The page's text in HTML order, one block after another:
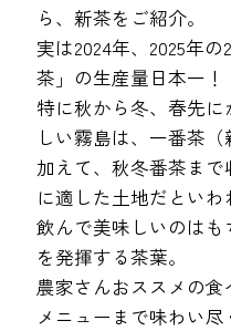
ら、新茶をご紹介。
実は2024年、2025年
茶」の生産量日本一！
特に秋から冬、春先
しい霧島は、一番茶
加えて、秋冬番茶ま
に適した土地だといわ
飲んで美味しいのは
を発揮する茶葉。
農家さんおススメの
メニューまで味わい尽